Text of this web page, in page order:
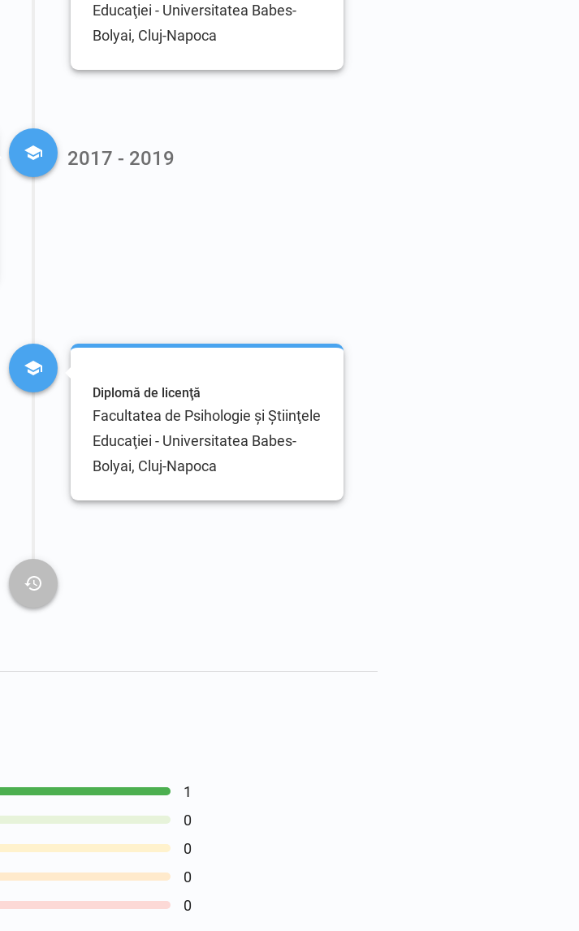
Educaţiei - Universitatea Babes-
Bolyai, Cluj-Napoca
2017 - 2019
Diplomă de licenţă
Facultatea de Psihologie şi Ştiinţele
Educaţiei - Universitatea Babes-
Bolyai, Cluj-Napoca
1
0
0
0
0